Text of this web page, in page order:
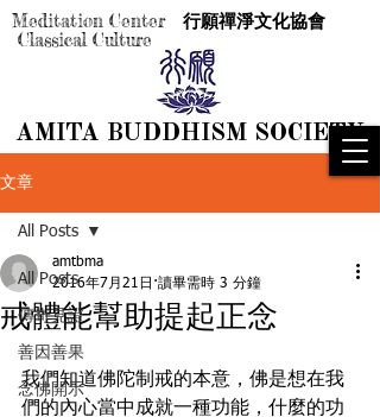
AMITA BUDDHISM SOCIETY
AMITA BUDDHISM SOCIETY
Meditation Center 行願禪淨文化協會
Classical Culture
文章
All Posts
傳奇見證
善因善果
念佛開示
All Posts
戒體能幫助提起正念
amtbma
2016年7月21日 讀畢需時 3 分鐘
我們知道佛陀制戒的本意，佛是想在我
們的內心當中成就一種功能，什麼的功